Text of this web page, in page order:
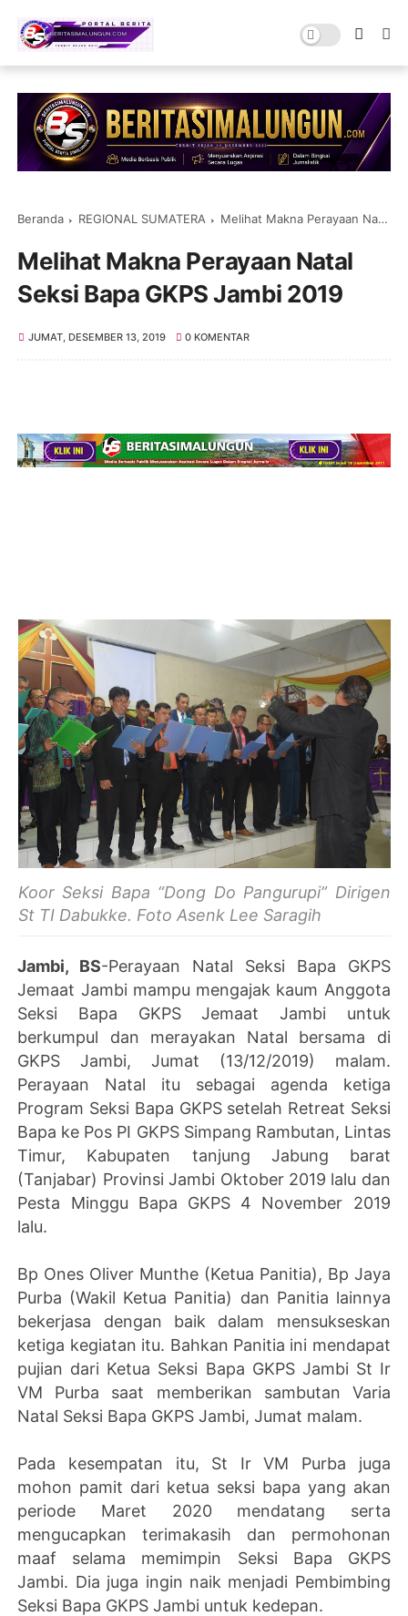
Beranda REGIONAL SUMATERA Melihat Makna Perayaan Natal Seksi Bapa GKPS Jambi 2019
Melihat Makna Perayaan Natal
Seksi Bapa GKPS Jambi 2019
JUMAT, DESEMBER 13, 2019 0 KOMENTAR
Koor Seksi Bapa “Dong Do Pangurupi” Dirigen
St TI Dabukke. Foto Asenk Lee Saragih
Jambi, BS-Perayaan Natal Seksi Bapa GKPS
Jemaat Jambi mampu mengajak kaum Anggota
Seksi Bapa GKPS Jemaat Jambi untuk
berkumpul dan merayakan Natal bersama di
GKPS Jambi, Jumat (13/12/2019) malam.
Perayaan Natal itu sebagai agenda ketiga
Program Seksi Bapa GKPS setelah Retreat Seksi
Bapa ke Pos PI GKPS Simpang Rambutan, Lintas
Timur, Kabupaten tanjung Jabung barat
(Tanjabar) Provinsi Jambi Oktober 2019 lalu dan
Pesta Minggu Bapa GKPS 4 November 2019
lalu.
Bp Ones Oliver Munthe (Ketua Panitia), Bp Jaya
Purba (Wakil Ketua Panitia) dan Panitia lainnya
bekerjasa dengan baik dalam mensukseskan
ketiga kegiatan itu. Bahkan Panitia ini mendapat
pujian dari Ketua Seksi Bapa GKPS Jambi St Ir
VM Purba saat memberikan sambutan Varia
Natal Seksi Bapa GKPS Jambi, Jumat malam.
Pada kesempatan itu, St Ir VM Purba juga
mohon pamit dari ketua seksi bapa yang akan
periode Maret 2020 mendatang serta
mengucapkan terimakasih dan permohonan
maaf selama memimpin Seksi Bapa GKPS
Jambi. Dia juga ingin naik menjadi Pembimbing
Seksi Bapa GKPS Jambi untuk kedepan.